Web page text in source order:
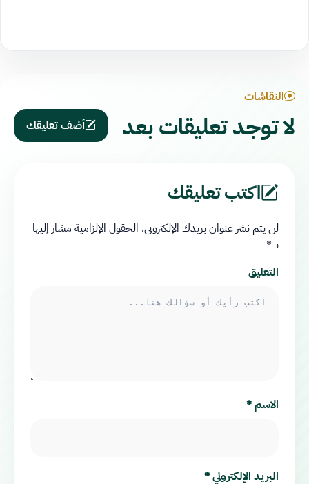
النقاشات
لا توجد تعليقات بعد أضف تعليقك
اكتب تعليقك
لن يتم نشر عنوان بريدك الإلكتروني. الحقول الإلزامية مشار إليها
بـ*
التعليق
الاسم*
البريد الإلكتروني*